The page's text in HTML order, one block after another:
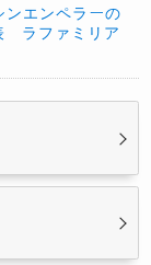
エンペラーの
ラファミリア